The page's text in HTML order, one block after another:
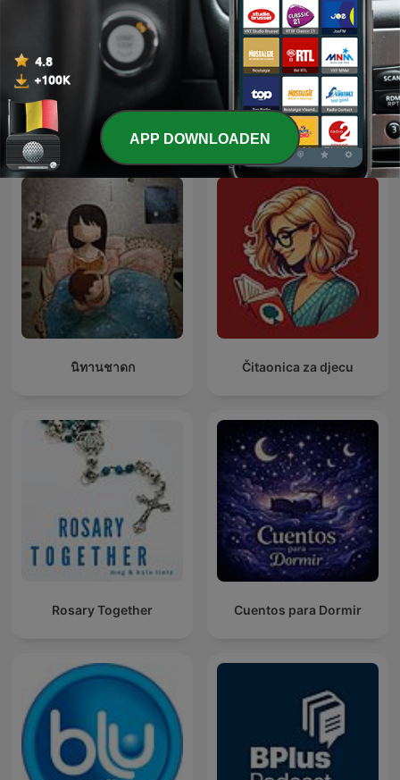
Povești pentru copii
Lenteverhalen: sprookjes,
spelletjes en
luisterverhalen
Internationale Kinderen en familie-
podcasts
นิทานชาดก Čitaonica za djecu
Rosary Together Cuentos para Dormir
APP DOWNLOADEN